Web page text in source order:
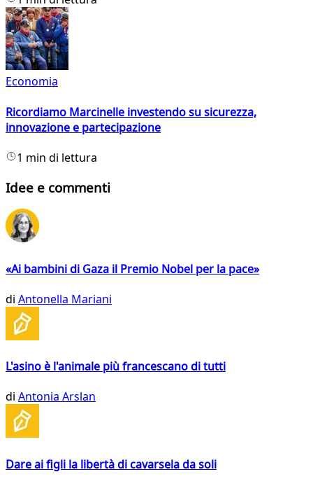
Economia
Ricordiamo Marcinelle investendo su sicurezza,
innovazione e partecipazione
1 min di lettura
Idee e commenti
«Ai bambini di Gaza il Premio Nobel per la pace»
di Antonella Mariani
L'asino è l'animale più francescano di tutti
di Antonia Arslan
Dare ai figli la libertà di cavarsela da soli